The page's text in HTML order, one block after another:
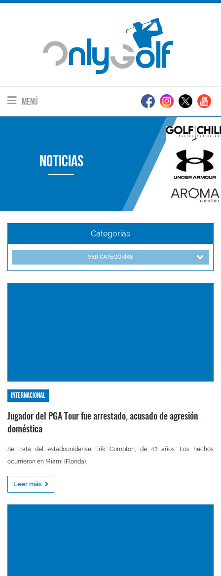
Menú
Noticias
Categorías
VER CATEGORÍAS
Internacional
Jugador del PGA Tour fue arrestado, acusado de agresión
doméstica
Se trata del estadounidense Erik Compton, de 43 años. Los hechos
ocurrieron en Miami (Florida).
Leer más